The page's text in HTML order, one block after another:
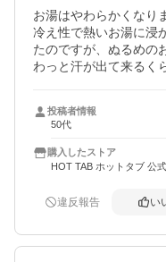
お湯はやわらかくなり
冷え性で熱いお湯に浸
たのですが、ぬるめの
わっと汗が出て来るく
投稿者情報
50代
購入したストア
HOT TAB ホットタブ 公
違反報告 い